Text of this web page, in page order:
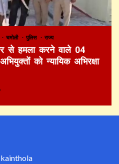
चमोली पुलिस राज्य
से हमला करने वाले 04
को न्यायिक अभिरक्षा